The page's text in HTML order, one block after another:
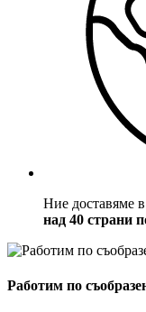
Ние доставяме в
над 40 страни
Работим по